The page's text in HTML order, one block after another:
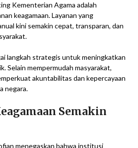
Kementerian Agama adalah
keagamaan. Layanan yang
kini semakin cepat, transparan, dan
langkah strategis untuk meningkatkan
Selain mempermudah masyarakat,
akuntabilitas dan kepercayaan
negara.
Semakin
menegaskan bahwa institusi